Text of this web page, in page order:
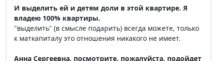
И выделить ей и детям доли в этой квартире. Я
владею 100% квартиры.
"выделить" (в смысле подарить) всегда можете, только
к маткапиталу это отношения никакого не имеет.
Анна Сергеевна, посмотрите, пожалуйста, подойдет